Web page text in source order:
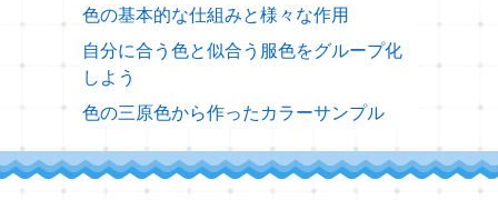
色の基本的な仕組みと様々な作用
自分に合う色と似合う服色をグループ化
しよう
色の三原色から作ったカラーサンプル